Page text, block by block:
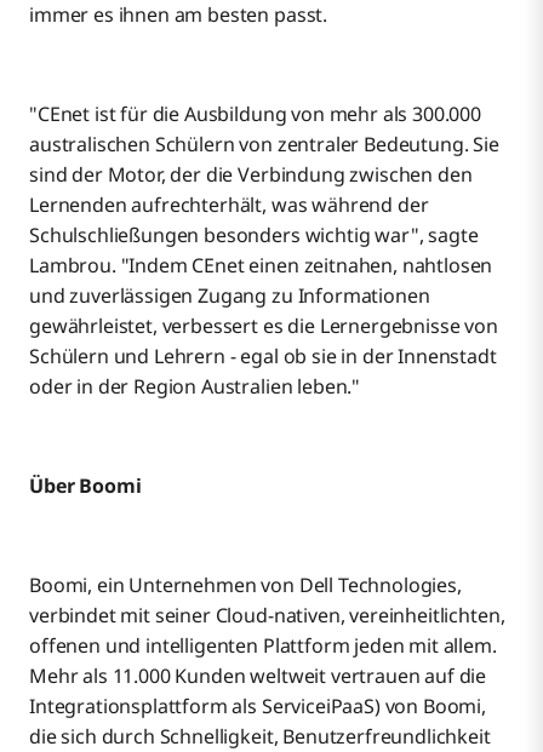
immer es ihnen am besten passt.
"CEnet ist für die Ausbildung von mehr als 300.000
australischen Schülern von zentraler Bedeutung. Sie
sind der Motor, der die Verbindung zwischen den
Lernenden aufrechterhält, was während der
Schulschließungen besonders wichtig war", sagte
Lambrou. "Indem CEnet einen zeitnahen, nahtlosen
und zuverlässigen Zugang zu Informationen
gewährleistet, verbessert es die Lernergebnisse von
Schülern und Lehrern - egal ob sie in der Innenstadt
oder in der Region Australien leben."
Über Boomi
Boomi, ein Unternehmen von Dell Technologies,
verbindet mit seiner Cloud-nativen, vereinheitlichten,
offenen und intelligenten Plattform jeden mit allem.
Mehr als 11.000 Kunden weltweit vertrauen auf die
Integrationsplattform als ServiceiPaaS) von Boomi,
die sich durch Schnelligkeit, Benutzerfreundlichkeit